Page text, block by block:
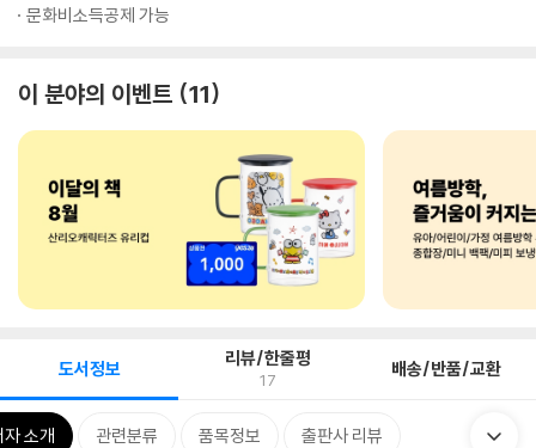
문화비소득공제 가능
이 분야의 이벤트 11
도서정보 리뷰/한줄평
17 배송/반품/교환
자 소개 관련분류 품목정보 출판사 리뷰